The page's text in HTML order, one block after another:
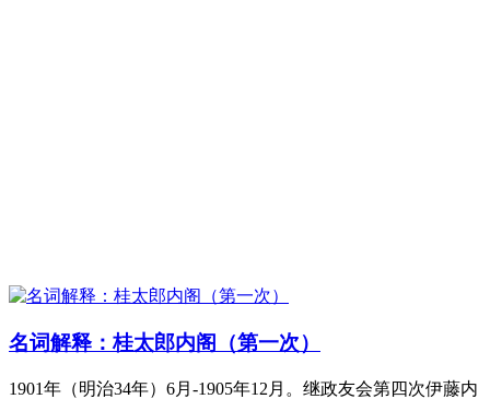
名词解释：桂太郎内阁（第一次）
1901年（明治34年）6月-1905年12月。继政友会第四次伊藤内